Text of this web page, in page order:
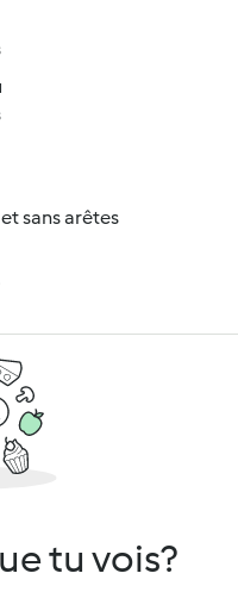
sans arêtes
tu vois?